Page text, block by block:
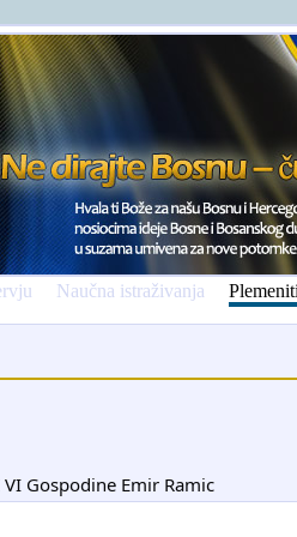
Naučna istraživanja
VI Gospodine Emir Ramic